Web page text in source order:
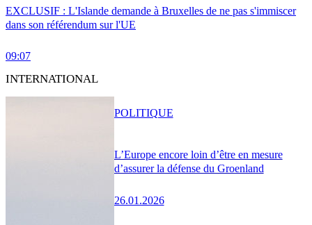
EXCLUSIF : L'Islande demande à Bruxelles de ne pas s'immiscer
dans son référendum sur l'UE
09:07
INTERNATIONAL
L’Europe encore loin d’être en mesure
d’assurer la défense du Groenland
26.01.2026
POLITIQUE